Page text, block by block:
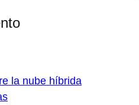
la nube híbrida